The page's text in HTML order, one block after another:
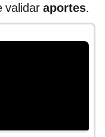
validar aportes.